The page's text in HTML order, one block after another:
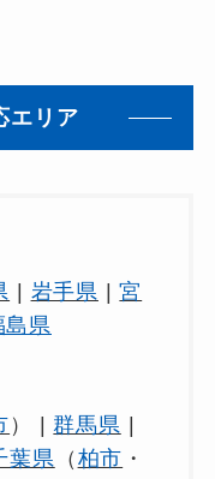
エリア
岩手県 |宮
島県
） |群馬県
葉県 （ 柏市 ・